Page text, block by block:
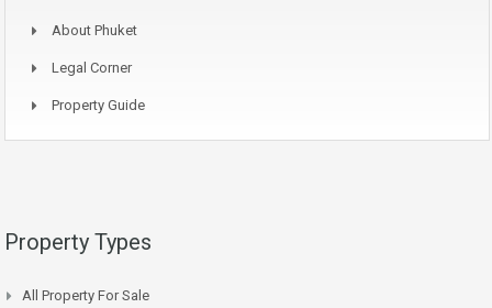
About Phuket
Legal Corner
Property Guide
Property Types
All Property For Sale